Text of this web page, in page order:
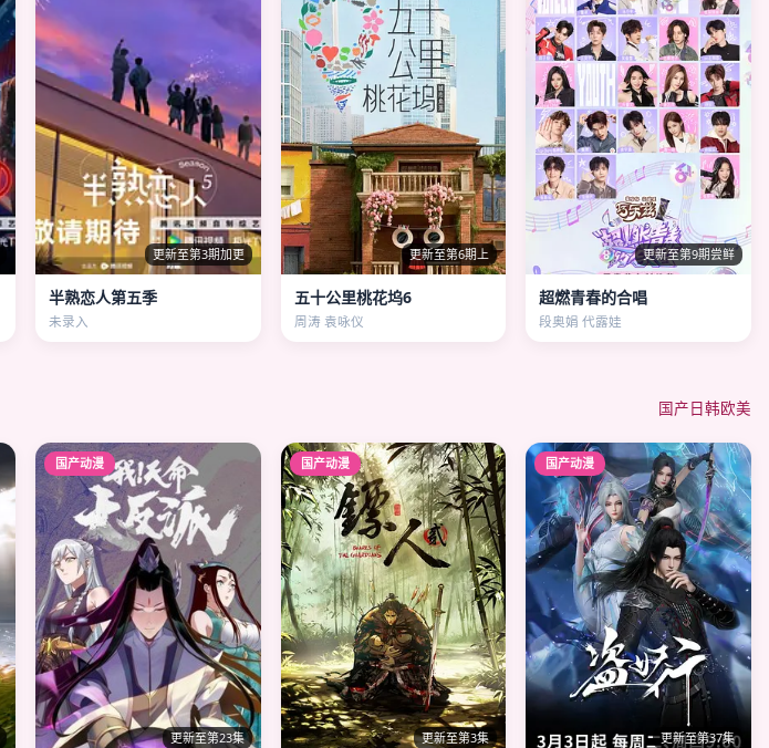
更新至第3期加更
半熟恋人第五季
未录入
更新至第6期上
五十公里桃花坞6
周涛 袁咏仪
更新至第9期尝鲜
超燃青春的合唱
段奥娟 代露娃
国产日韩欧美
国产动漫
更新至第23集
国产动漫
更新至第3集
国产动漫
更新至第37集